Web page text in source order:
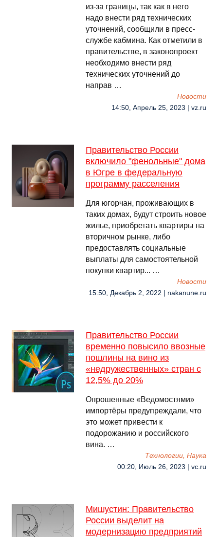
из-за границы, так как в него
надо внести ряд технических
уточнений, сообщили в пресс-
службе кабмина. Как отметили в
правительстве, в законопроект
необходимо внести ряд
технических уточнений до
направ …
Новости
14:50, Апрель 25, 2023 | vz.ru
Правительство России
включило "фенольные" дома
в Югре в федеральную
программу расселения
Для югорчан, проживающих в
таких домах, будут строить новое
жилье, приобретать квартиры на
вторичном рынке, либо
предоставлять социальные
выплаты для самостоятельной
покупки квартир... …
Новости
15:50, Декабрь 2, 2022 | nakanune.ru
Правительство России
временно повысило ввозные
пошлины на вино из
«недружественных» стран с
12,5% до 20%
Опрошенные «Ведомостями»
импортёры предупреждали, что
это может привести к
подорожанию и российского
вина. …
Технологии, Наука
00:20, Июль 26, 2023 | vc.ru
Мишустин: Правительство
России выделит на
модернизацию предприятий